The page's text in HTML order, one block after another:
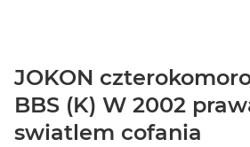
JOKON
BBS (K) W 2002
swiatlem cofania